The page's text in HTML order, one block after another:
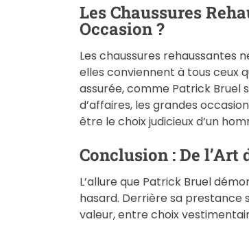
Les Chaussures
Occasion ?
Les chaussures rehaussantes
elles conviennent à tous ceux
assurée, comme Patrick Bruel
d’affaires, les grandes
être le choix judicieux d’un
Conclusion : De l’Art
L’allure que Patrick Bruel
hasard. Derrière sa prestance
valeur, entre choix